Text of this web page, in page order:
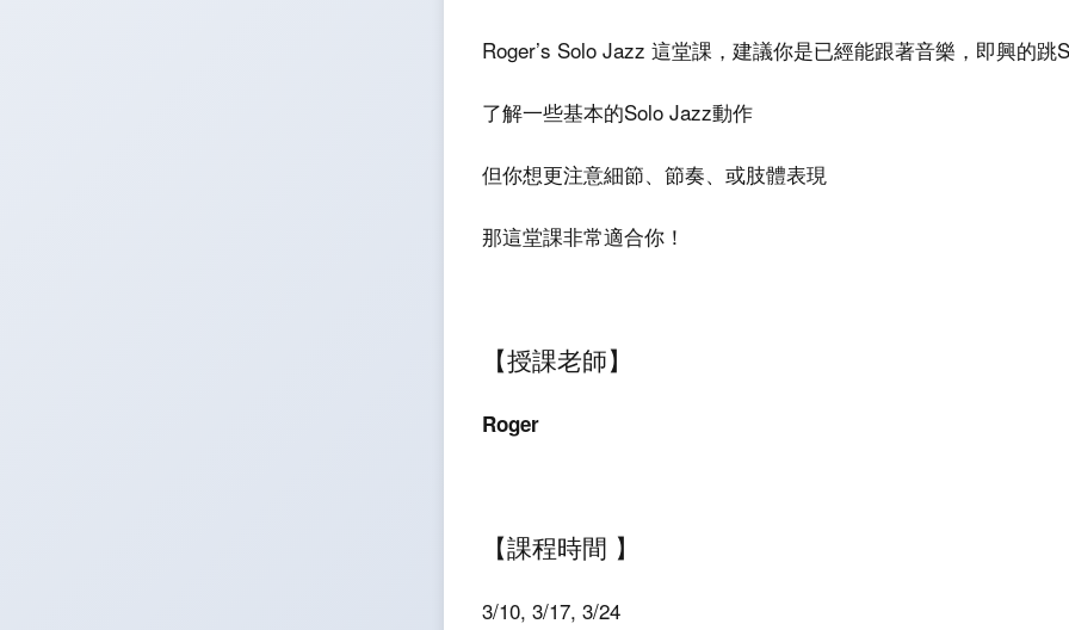
Roger’s Solo Jazz 這堂課，建議你是已經能跟著音樂，即興的跳
了解一些基本的Solo Jazz動作
但你想更注意細節、節奏、或肢體表現
那這堂課非常適合你！
【授課老師】
Roger
【課程時間 】
3/10, 3/17, 3/24